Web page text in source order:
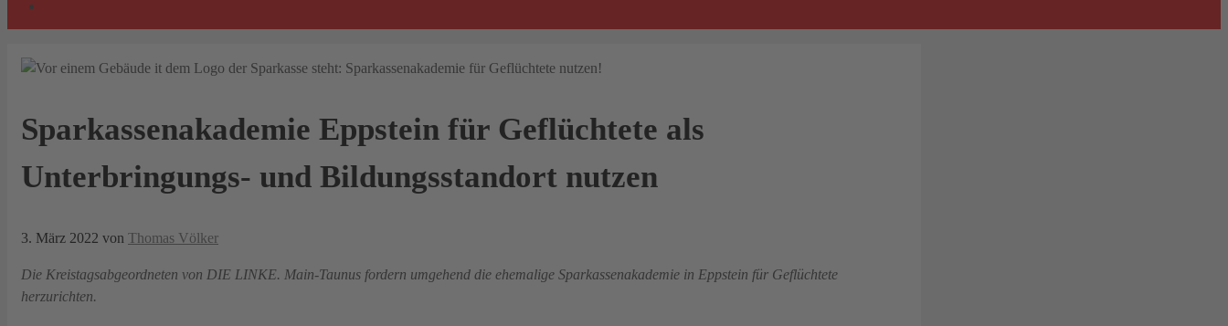
Sparkassenakademie Eppstein für Geflüchtete als
Unterbringungs- und Bildungsstandort nutzen
3. März 2022 von Thomas Völker
Die Kreistagsabgeordneten von DIE LINKE. Main-Taunus fordern umgehend die ehemalige Sparkassenakademie in Eppstein für Geflüchtete
herzurichten.